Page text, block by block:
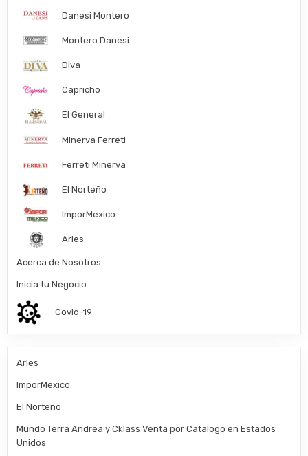
Danesi Montero
Montero Danesi
Diva
Capricho
El General
Minerva Ferreti
Ferreti Minerva
El Norteño
ImporMexico
Arles
Acerca de Nosotros
Inicia tu Negocio
Covid-19
Arles
ImporMexico
El Norteño
Mundo Terra Andrea y Cklass Venta por Catalogo en Estados
Unidos